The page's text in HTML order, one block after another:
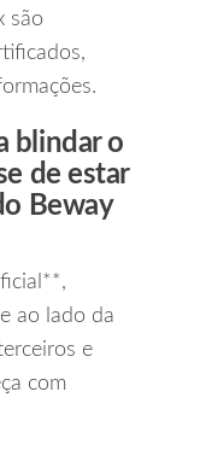
são
blindar o
de estar
Beway
ao lado da
e
com